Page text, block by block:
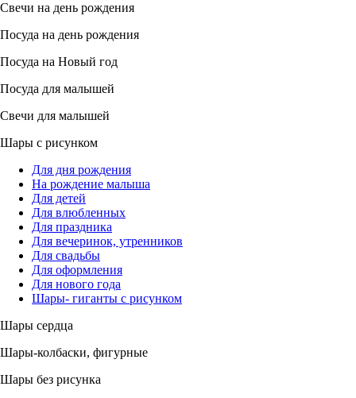
Свечи на день рождения
Посуда на день рождения
Посуда на Новый год
Посуда для малышей
Свечи для малышей
Шары с рисунком
Для дня рождения
На рождение малыша
Для детей
Для влюбленных
Для праздника
Для вечеринок, утренников
Для свадьбы
Для оформления
Для нового года
Шары- гиганты с рисунком
Шары сердца
Шары-колбаски, фигурные
Шары без рисунка